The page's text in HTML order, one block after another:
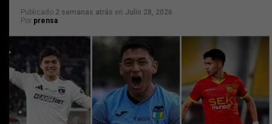
Publicado 2 semanas atrás en Julio 28, 2026
Por prensa